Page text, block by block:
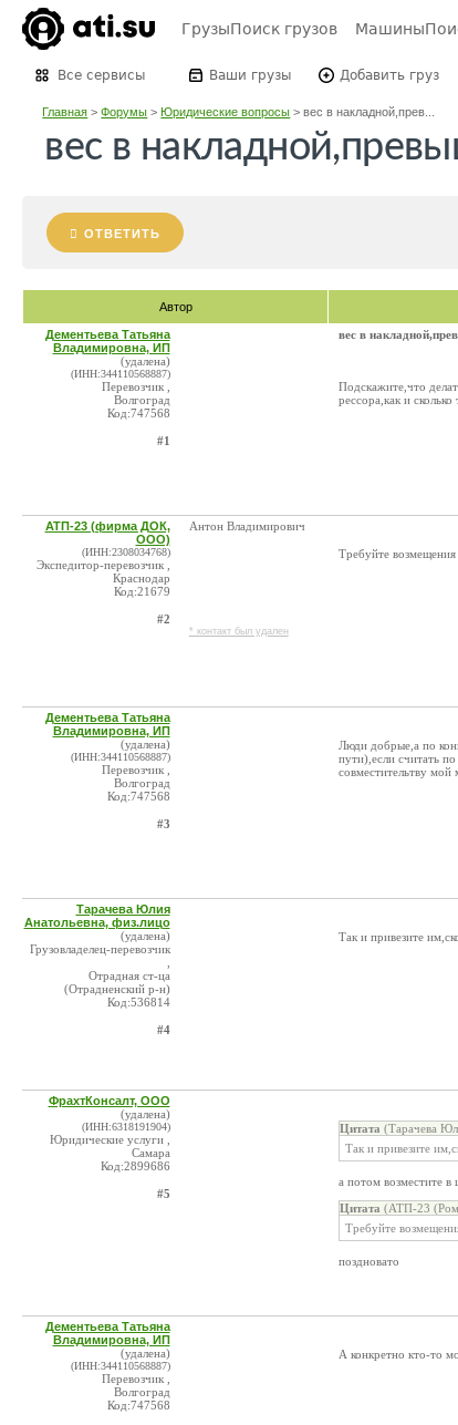
ГрузыПоиск грузов Машины
Все сервисы Ваши грузы Добавить груз
Главная >Форумы >Юридические вопросы >вес в накладной,прев...
вес в
ОТВЕТИТЬ
Автор
Дементьева Татьяна
Владимировна, ИП
(удалена)
(ИНН:344110568887)
Перевозчик ,
Волгоград
Код:747568
#1
вес в
Подскажите,что
рессора,как и сколько
АТП-23 (фирма ДОК,
ООО)
(ИНН:2308034768)
Экспедитор-перевозчик ,
Краснодар
Код:21679
#2
Антон Владимирович
* контакт был удален
Требуйте
Дементьева Татьяна
Владимировна, ИП
(удалена)
(ИНН:344110568887)
Перевозчик ,
Волгоград
Код:747568
#3
Люди добрые,а по
пути),если считать
совместительтву
Тарачева Юлия
Анатольевна, физ.лицо
(удалена)
Грузовладелец-перевозчик
Отрадная ст-ца
(Отрадненский р-н)
Код:536814
#4
Так и привезите
ФрахтКонсалт, ООО
(удалена)
(ИНН:6318191904)
Юридические услуги ,
Самара
Код:2899686
#5
Цитата (Тарачева
Так и привезите
а потом возместите в
Цитата (АТП-23
Требуйте
поздновато
Дементьева Татьяна
Владимировна, ИП
(удалена)
(ИНН:344110568887)
Перевозчик ,
Волгоград
Код:747568
А конкретно кто-то